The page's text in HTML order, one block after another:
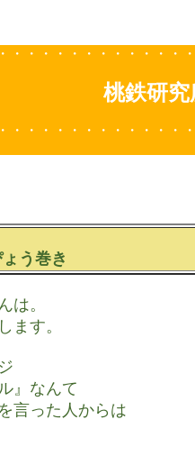
・・・・・・・・・・・・
桃鉄研究
・・・・・・・・・・・・
う巻き
は。
ます。
』なんて
言った人からは